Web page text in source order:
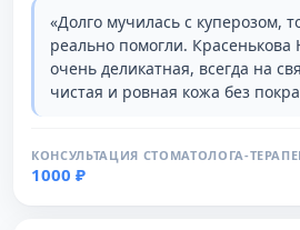
«Долго мучилась с куперозом,
реально помогли.
очень деликатная, всегда на
чистая и ровная кожа без
КОНСУЛЬТАЦИЯ СТОМАТОЛОГА-
1000 ₽